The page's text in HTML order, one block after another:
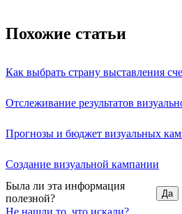
Похожие статьи
Как выбрать страну выставления
Отслеживание результатов
Прогнозы и бюджет визуальных
Создание визуальной кампании
Была ли эта информация
полезной?
Да